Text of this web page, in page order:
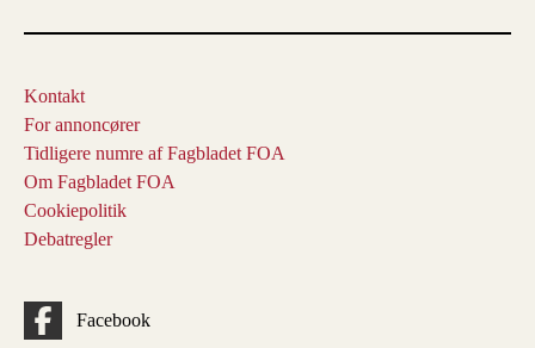
Kontakt
For annoncører
Tidligere numre af Fagbladet FOA
Om Fagbladet FOA
Cookiepolitik
Debatregler
Facebook